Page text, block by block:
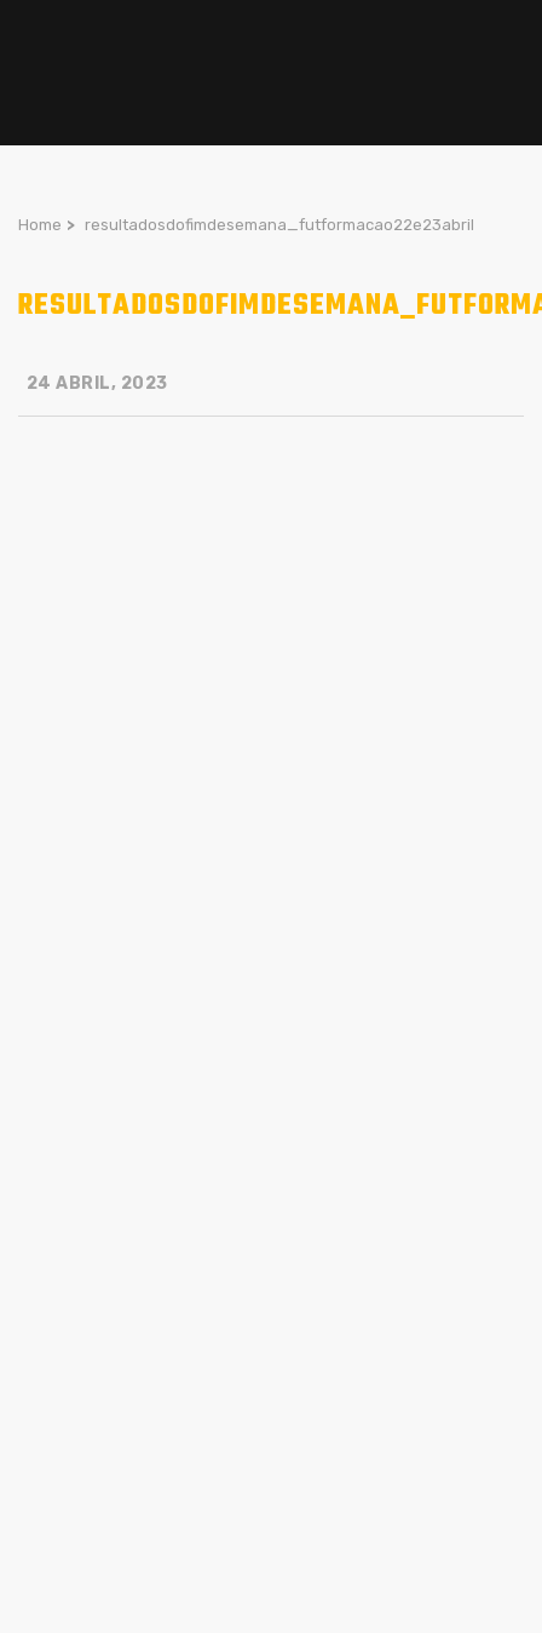
Home > resultadosdofimdesemana_futformacao22e23abril
24 ABRIL, 2023